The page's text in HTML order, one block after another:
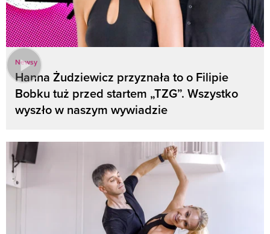
Newsy
Hanna Żudziewicz przyznała to o Filipie
Bobku tuż przed startem „TZG”. Wszystko
wyszło w naszym wywiadzie